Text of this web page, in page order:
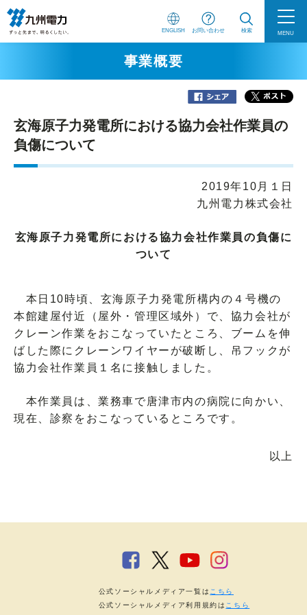
ENGLISH お問い合わせ 検索 MENU
事業概要
玄海原子力発電所における協力会社作業員の
負傷について
2019年10月１日
九州電力株式会社
玄海原子力発電所における協力会社作業員の負傷に
ついて
本日10時頃、玄海原子力発電所構内の４号機の
本館建屋付近（屋外・管理区域外）で、協力会社が
クレーン作業をおこなっていたところ、ブームを伸
ばした際にクレーンワイヤーが破断し、吊フックが
協力会社作業員１名に接触しました。
本作業員は、業務車で唐津市内の病院に向かい、
現在、診察をおこなっているところです。
以上
公式ソーシャルメディア一覧は こちら
公式ソーシャルメディア利用規約は こちら